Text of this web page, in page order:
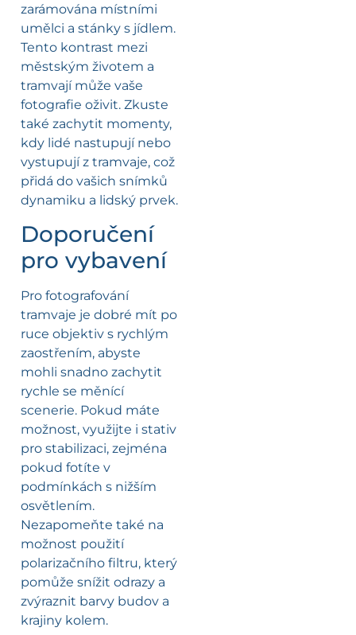
zarámována místními
umělci a stánky s jídlem.
Tento kontrast mezi
městským životem a
tramvají může vaše
fotografie oživit. Zkuste
také zachytit momenty,
kdy lidé nastupují nebo
vystupují z tramvaje, což
přidá do vašich snímků
dynamiku a lidský prvek.
Doporučení
pro vybavení
Pro fotografování
tramvaje je dobré mít po
ruce objektiv s rychlým
zaostřením, abyste
mohli snadno zachytit
rychle se měnící
scenerie. Pokud máte
možnost, využijte i stativ
pro stabilizaci, zejména
pokud fotíte v
podmínkách s nižším
osvětlením.
Nezapomeňte také na
možnost použití
polarizačního filtru, který
pomůže snížit odrazy a
zvýraznit barvy budov a
krajiny kolem.